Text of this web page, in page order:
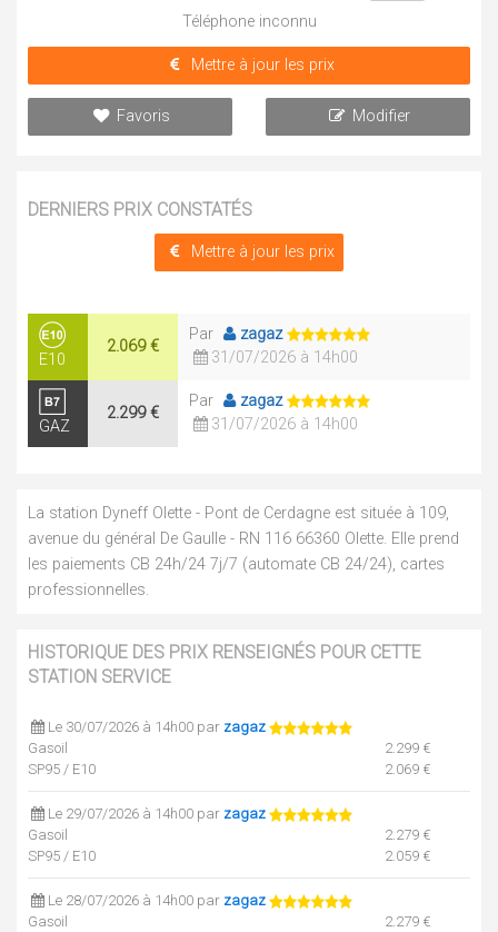
Téléphone inconnu
Mettre à jour les prix
Favoris Modifier
DERNIERS PRIX CONSTATÉS
Mettre à jour les prix
E10
2.069 €
Par
zagaz
31/07/2026 à 14h00
GAZ
2.299 €
Par
zagaz
31/07/2026 à 14h00
La station Dyneff Olette - Pont de Cerdagne est située à 109,
avenue du général De Gaulle - RN 116 66360 Olette. Elle prend
les paiements CB 24h/24 7j/7 (automate CB 24/24), cartes
professionnelles.
HISTORIQUE DES PRIX RENSEIGNÉS POUR CETTE
STATION SERVICE
Le 30/07/2026 à 14h00 par zagaz
Gasoil
2.299 €
SP95 / E10
2.069 €
Le 29/07/2026 à 14h00 par zagaz
Gasoil
2.279 €
SP95 / E10
2.059 €
Le 28/07/2026 à 14h00 par zagaz
Gasoil
2.279 €